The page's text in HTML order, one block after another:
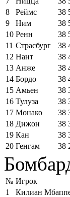
8
Реймс 38
9
Ним 38
10 Ренн 38
11 Страсбург 38
12 Нант 38
13 Анже 38
14 Бордо 38
15 Амьен 38
16 Тулуза 38
17 Монако 38
18 Дижон 38
19 Кан 38
20 Генгам 38
№ Игрок
1
Килиан